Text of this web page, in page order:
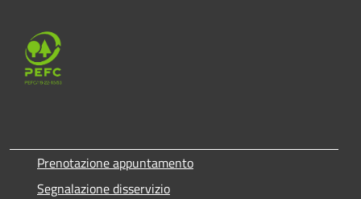
Prenotazione appuntamento
Segnalazione disservizio